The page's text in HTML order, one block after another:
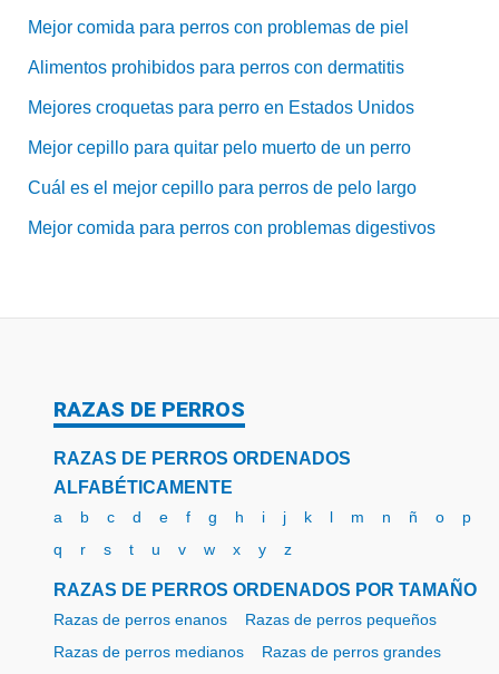
Mejor comida para perros con problemas de piel
Alimentos prohibidos para perros con dermatitis
Mejores croquetas para perro en Estados Unidos
Mejor cepillo para quitar pelo muerto de un perro
Cuál es el mejor cepillo para perros de pelo largo
Mejor comida para perros con problemas digestivos
RAZAS DE PERROS
RAZAS DE PERROS ORDENADOS
ALFABÉTICAMENTE
a b c d e f g h i j k l m n ñ o
p
q
r s t u v w x y z
RAZAS DE PERROS ORDENADOS POR TAMAÑO
Razas de perros enanos
Razas de perros pequeños
Razas de perros medianos
Razas de perros grandes